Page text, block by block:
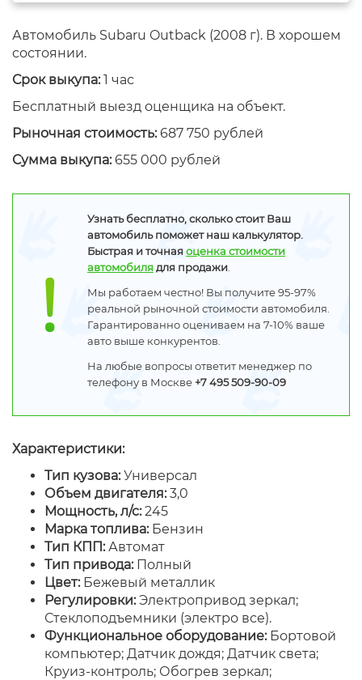
Автомобиль Subaru Outback (2008 г). В хорошем
состоянии.
Срок выкупа:1 час
Бесплатный выезд оценщика на объект.
Рыночная стоимость:687 750 рублей
Сумма выкупа:655 000 рублей
Узнать бесплатно, сколько стоит Ваш
автомобиль поможет наш калькулятор.
Быстрая и точнаяоценка стоимости
автомобиля для продажи
Мы работаем честно! Вы получите 95-97%
реальной рыночной стоимости автомобиля.
Гарантированно оцениваем на 7-10% ваше
авто выше конкурентов.
На любые вопросы ответит менеджер по
телефону в Москве +7 495 509-90-09
Характеристики:
Тип кузова:Универсал
Объем двигателя:3,0
Мощность, л/с:245
Марка топлива:Бензин
Тип КПП:Автомат
Тип привода:Полный
Цвет:Бежевый металлик
Регулировки:Электропривод зеркал;
Стеклоподъемники (электро все).
Функциональное оборудование:Бортовой
компьютер; Датчик дождя; Датчик света;
Круиз-контроль; Обогрев зеркал;